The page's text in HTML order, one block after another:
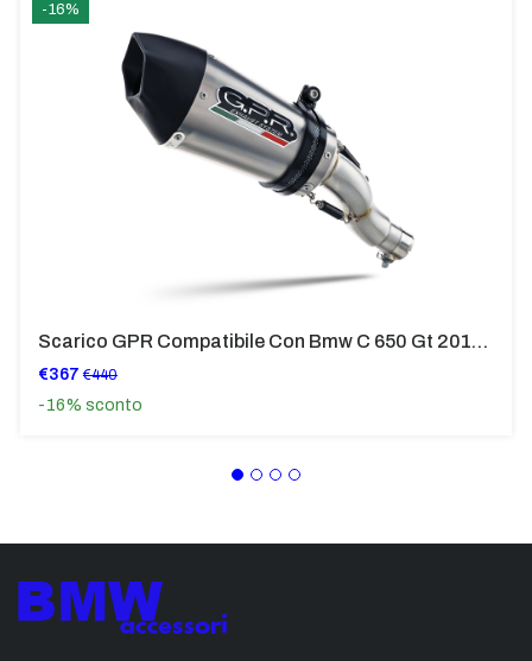
-16%
Scarico GPR Compatibile Con Bmw C 650 Gt 2012-2015 - Gpe Ann. Titanium
€367 €440
-16% sconto